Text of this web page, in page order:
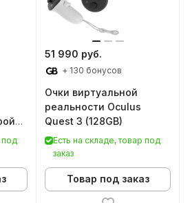
под
51 990 руб.
+ 130 бонусов
Очки виртуальной
реальности Oculus
Quest 3 (128GB)
Есть на складе, товар под
заказ
Товар под заказ